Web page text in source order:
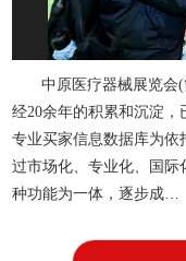
中原医疗器械展览会
经20余年的积累和沉淀
专业买家信息数据库为依
过市场化、专业化、国际
种功能为一体，逐步成…